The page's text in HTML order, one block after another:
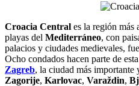
Croacia Central es la región más
playas del Mediterráneo, con
palacios y ciudades medievales,
Ocho condados hacen parte de
Zagreb, la ciudad más importante
Zagorije, Karlovac, Varaždin,